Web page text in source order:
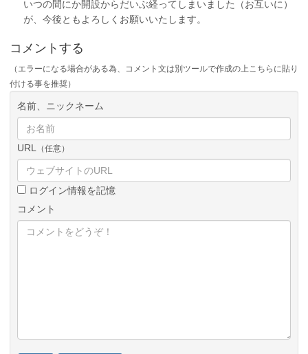
いつの間にか開設からだいぶ経ってしまいました（お互いに）
が、今後ともよろしくお願いいたします。
コメントする
（エラーになる場合がある為、コメント文は別ツールで作成の上こちらに貼り
付ける事を推奨）
名前、ニックネーム
URL （任意）
ログイン情報を記憶
コメント